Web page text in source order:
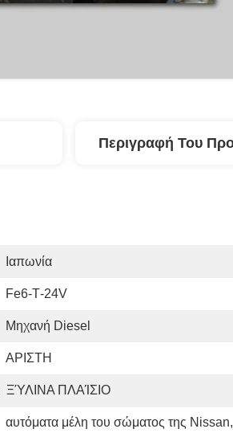
Περιγραφή Του
Ιαπωνία
Fe6-Τ-24V
Μηχανή Diesel
ΑΡΙΣΤΗ
ΞΎΛΙΝΑ ΠΛΑΊΣΙΟ
αυτόματα μέλη του σώματος της Nissan,